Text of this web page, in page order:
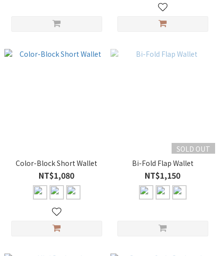
Color-Block Short Wallet
NT$1,080
SOLD OUT
Bi-Fold Flap Wallet
NT$1,150